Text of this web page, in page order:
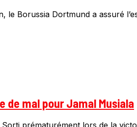
le Borussia Dortmund a assuré
de mal pour Jamal Musiala